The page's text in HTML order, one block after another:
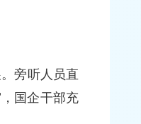
旁听人员直
国企干部充